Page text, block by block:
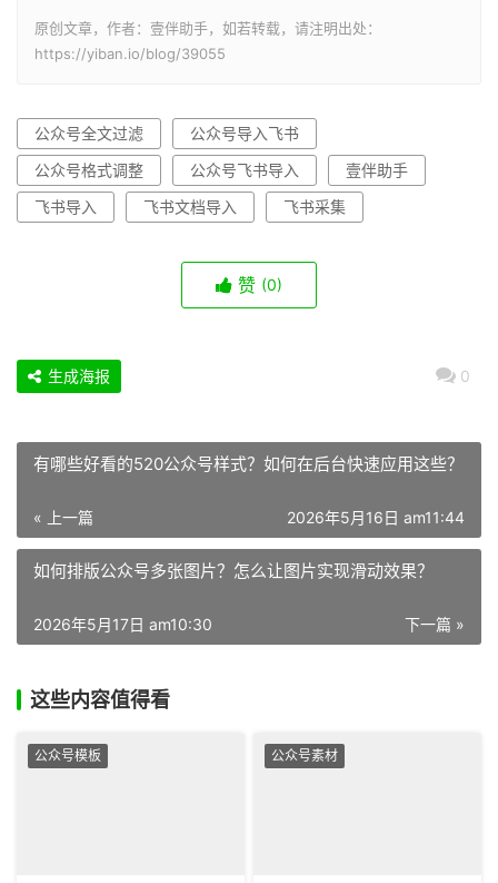
原创文章，作者：壹伴助手，如若转载，请注明出处：
https://yiban.io/blog/39055
公众号全文过滤
公众号导入飞书
公众号格式调整
公众号飞书导入
壹伴助手
飞书导入
飞书文档导入 飞书采集
赞 (0)
0
生成海报
有哪些好看的520公众号样式？如何在后台快速应用这些？
« 上一篇 2026年5月16日 am11:44
如何排版公众号多张图片？怎么让图片实现滑动效果？
下一篇 »
2026年5月17日 am10:30
这些内容值得看
公众号模板 公众号素材